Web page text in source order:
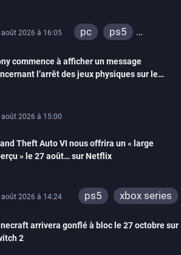
2026 à 16:05 pc
ps5
switch
ios
android
ps4
commence à afficher un message
l’arrêt des jeux physiques sur le
2026 à 15:00
Theft Auto VI nous offrira un « large
» le 27 août… sur Netflix
2026 à 14:24 ps5 xbox series
arrivera gonflé à bloc le 27 octobre sur
2